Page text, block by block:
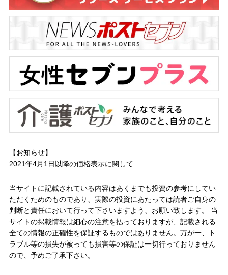
【お知らせ】
2021年4月1日以降の価格表示に関して
当サイトに記載されている内容はあくまでも投資の参考にしてい
ただくためのものであり、実際の投資にあたっては読者ご自身の
判断と責任において行って下さいますよう、お願い致します。 当
サイトの掲載情報は細心の注意を払っておりますが、記載される
全ての情報の正確性を保証するものではありません。万が一、ト
ラブル等の損失が被っても損害等の保証は一切行っておりません
ので、予めご了承下さい。